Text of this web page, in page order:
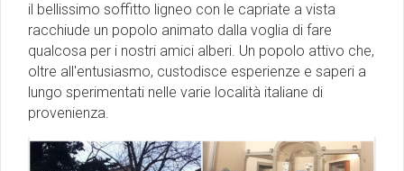
il bellissimo soffitto ligneo con le capriate a vista
racchiude un popolo animato dalla voglia di fare
qualcosa per i nostri amici alberi. Un popolo attivo che,
oltre all'entusiasmo, custodisce esperienze e saperi a
lungo sperimentati nelle varie località italiane di
provenienza.